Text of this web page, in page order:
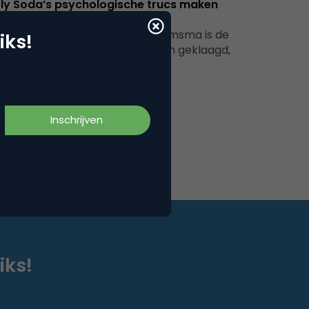
Soda’s psychologische trucs maken
dorstig naar meer
verboden spotje van Arie Boomsma is de
of the town. Gelovigen hadden geklaagd,